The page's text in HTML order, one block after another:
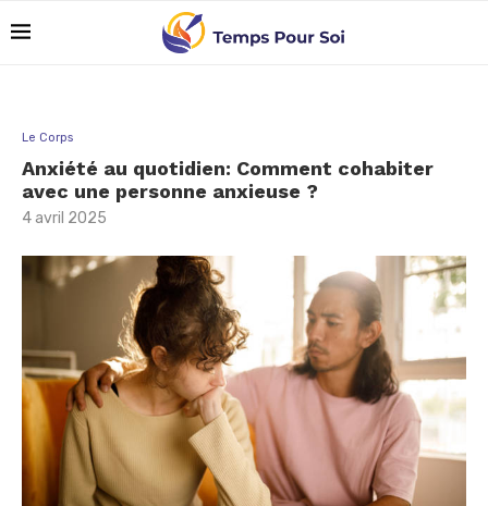
Le Corps
Anxiété au quotidien: Comment cohabiter
avec une personne anxieuse ?
4 avril 2025